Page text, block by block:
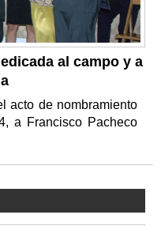
al campo y a
acto de nombramiento
a Francisco Pacheco